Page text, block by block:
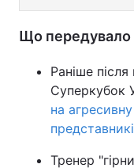
Що передувало
Раніше
Суперкубок
на
Тренер